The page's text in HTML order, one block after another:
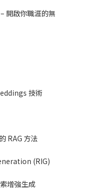
開啟你職涯的無
技術
RAG 方法
(RIG)
增強生成